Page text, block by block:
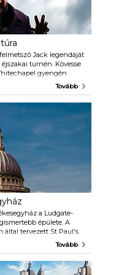
Jack legendáját
turnén. Kövesse
gyengén
meg a történelem
körülvevő
elméleteket..
London utcáit, amelyek
előrejelzésekkel keltek
Tovább
a Ludgate-
épülete. A
által tervezett St Paul's
épülete volt. Használja
útmutatókat, vagy
híres belső tér
érzi magát, mássz fel a
Tovább